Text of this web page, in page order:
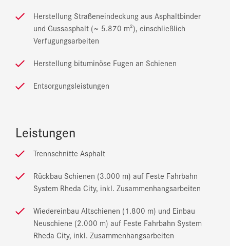
Herstellung Straßeneindeckung aus Asphaltbinder
und Gussasphalt (~ 5.870 m²), einschließlich
Verfugungsarbeiten
Herstellung bituminöse Fugen an Schienen
Entsorgungsleistungen
Leistungen
Trennschnitte Asphalt
Rückbau Schienen (3.000 m) auf Feste Fahrbahn
System Rheda City, inkl. Zusammenhangsarbeiten
Wiedereinbau Altschienen (1.800 m) und Einbau
Neuschiene (2.000 m) auf Feste Fahrbahn System
Rheda City, inkl. Zusammenhangsarbeiten